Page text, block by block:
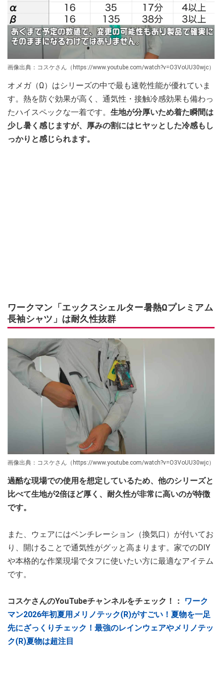
画像出典：コスケさん（https://www.youtube.com/watch?v=O3VoUU30wjc）
オメガ（Ω）はシリーズの中で最も速乾性能が優れていま
す。熱を防ぐ効果が高く、通気性・接触冷感効果も備わっ
たハイスペックな一着です。 生地が分厚いため着た瞬間は
少し暑く感じますが、厚みの割にはヒヤッとした冷感もし
っかりと感じられます。
ワークマン「エックスシェルター暑熱Ωプレミアム
長袖シャツ」は耐久性抜群
画像出典：コスケさん（https://www.youtube.com/watch?v=O3VoUU30wjc）
過酷な現場での使用を想定しているため、他のシリーズと
比べて生地が2倍ほど厚く、耐久性が非常に高いのが特徴
です。
また、ウェアにはベンチレーション（換気口）が付いてお
り、開けることで通気性がグッと高まります。家でのDIY
や本格的な作業現場でタフに使いたい方に最適なアイテム
です。
コスケさんのYouTubeチャンネルをチェック！：
ワーク
マン2026年初夏用メリノテック(R)がすごい！夏物を一足
先にざっくりチェック！最強のレインウェアやメリノテッ
ク(R)夏物は超注目